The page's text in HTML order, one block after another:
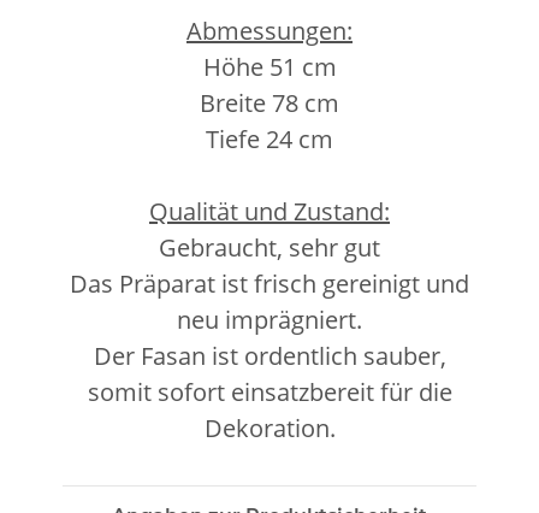
Abmessungen:
Höhe 51 cm
Breite 78 cm
Tiefe 24 cm
Qualität und Zustand:
Gebraucht, sehr gut
Das Präparat ist frisch gereinigt und
neu imprägniert.
Der Fasan ist ordentlich sauber,
somit sofort einsatzbereit für die
Dekoration.